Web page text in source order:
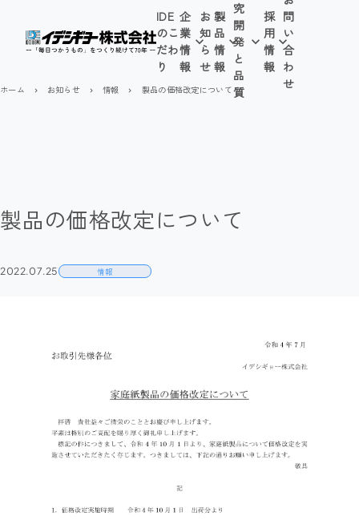
IDE
のこ
だわ
り
企
業
情
報
お
知
ら
せ
製
品
情
報
究
開
発
と
品
質
採
用
情
報
問
い
合
わ
せ
ホーム navigate_next お知らせ navigate_next 情報 navigate_next 製品の価格改定について
製品の価格改定について
2022.07.25 情報